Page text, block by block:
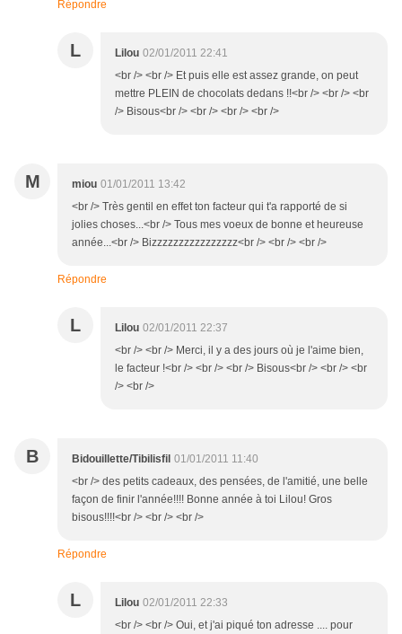
Répondre
L Lilou 02/01/2011 22:41
<br /> <br /> Et puis elle est assez grande, on peut
mettre PLEIN de chocolats dedans !!<br /> <br /> <br
/> Bisous<br /> <br /> <br /> <br />
M miou 01/01/2011 13:42
<br /> Très gentil en effet ton facteur qui t'a rapporté de si
jolies choses...<br /> Tous mes voeux de bonne et heureuse
année...<br /> Bizzzzzzzzzzzzzzzz<br /> <br /> <br />
Répondre
L Lilou 02/01/2011 22:37
<br /> <br /> Merci, il y a des jours où je l'aime bien,
le facteur !<br /> <br /> <br /> Bisous<br /> <br /> <br
/> <br />
B Bidouillette/Tibilisfil 01/01/2011 11:40
<br /> des petits cadeaux, des pensées, de l'amitié, une belle
façon de finir l'année!!!! Bonne année à toi Lilou! Gros
bisous!!!!<br /> <br /> <br />
Répondre
L Lilou 02/01/2011 22:33
<br /> <br /> Oui, et j'ai piqué ton adresse .... pour